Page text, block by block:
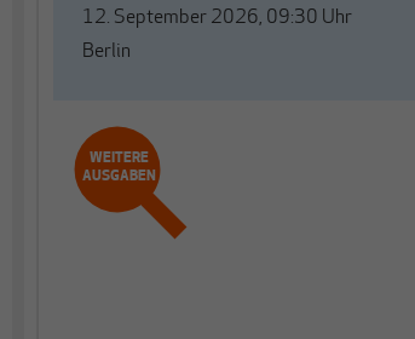
12. September 2026, 09:30 Uhr
Berlin
WEITERE
AUSGABEN